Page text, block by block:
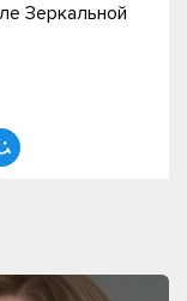
Зеркальной